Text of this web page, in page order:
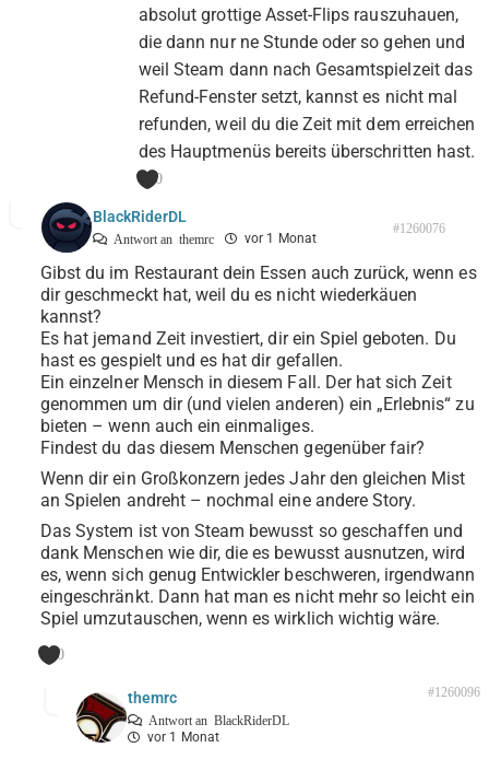
absolut grottige Asset-Flips rauszuhauen,
die dann nur ne Stunde oder so gehen und
weil Steam dann nach Gesamtspielzeit das
Refund-Fenster setzt, kannst es nicht mal
refunden, weil du die Zeit mit dem erreichen
des Hauptmenüs bereits überschritten hast.
0
BlackRiderDL
Antwort an themrc vor 1 Monat
#1260076
Gibst du im Restaurant dein Essen auch zurück, wenn es
dir geschmeckt hat, weil du es nicht wiederkäuen
kannst?
Es hat jemand Zeit investiert, dir ein Spiel geboten. Du
hast es gespielt und es hat dir gefallen.
Ein einzelner Mensch in diesem Fall. Der hat sich Zeit
genommen um dir (und vielen anderen) ein „Erlebnis“ zu
bieten – wenn auch ein einmaliges.
Findest du das diesem Menschen gegenüber fair?
Wenn dir ein Großkonzern jedes Jahr den gleichen Mist
an Spielen andreht – nochmal eine andere Story.
Das System ist von Steam bewusst so geschaffen und
dank Menschen wie dir, die es bewusst ausnutzen, wird
es, wenn sich genug Entwickler beschweren, irgendwann
eingeschränkt. Dann hat man es nicht mehr so leicht ein
Spiel umzutauschen, wenn es wirklich wichtig wäre.
0
themrc
Antwort an BlackRiderDL
vor 1 Monat
#1260096